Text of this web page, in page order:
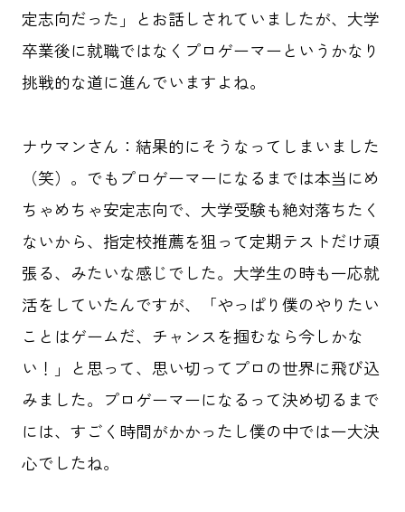
定志向だった」とお話しされていましたが、大学
卒業後に就職ではなくプロゲーマーというかなり
挑戦的な道に進んでいますよね。
ナウマンさん：結果的にそうなってしまいました
（笑）。でもプロゲーマーになるまでは本当にめ
ちゃめちゃ安定志向で、大学受験も絶対落ちたく
ないから、指定校推薦を狙って定期テストだけ頑
張る、みたいな感じでした。大学生の時も一応就
活をしていたんですが、「やっぱり僕のやりたい
ことはゲームだ、チャンスを掴むなら今しかな
い！」と思って、思い切ってプロの世界に飛び込
みました。プロゲーマーになるって決め切るまで
には、すごく時間がかかったし僕の中では一大決
心でしたね。